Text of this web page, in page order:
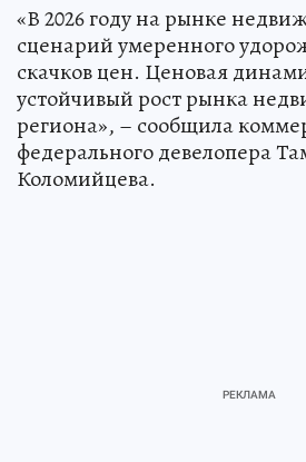
«В 2026 году на рынке
сценарий умеренного
скачков цен. Ценовая
устойчивый рост рынка
региона», – сообщила
федерального девелопера
Коломийцева.